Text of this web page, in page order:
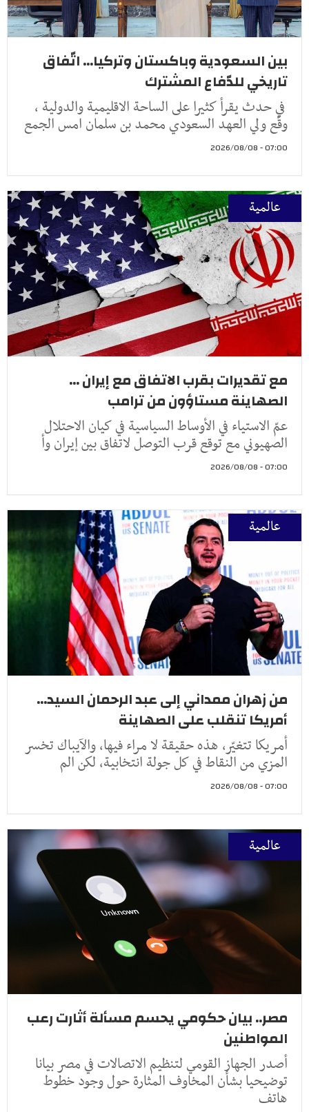
بين السعودية وباكستان وتركيا... اتّفاق
تاريخي للدّفاع المشترك
في حدث يقرأ كثيرا على الساحة الاقليمية والدولية ،
وقّع ولي العهد السعودي محمد بن سلمان امس الجمع
07:00 - 2026/08/08
عالمية
مع تقديرات بقرب الاتفاق مع إيران ...
الصهاينة مستاؤون من ترامب
عمّ الاستياء في الأوساط السياسية في كيان الاحتلال
الصهيوني مع توقع قرب التوصل لاتفاق بين إيران وأ
07:00 - 2026/08/08
عالمية
من زهران ممداني إلى عبد الرحمان السيد...
أمريكا تنقلب على الصهاينة
أمريكا تتغيّر، هذه حقيقة لا مراء فيها، والآيباك تخسر
المزي من النقاط في كل جولة انتخابية، لكن الم
07:00 - 2026/08/08
عالمية
مصر.. بيان حكومي يحسم مسألة أثارت رعب
المواطنين
أصدر الجهاز القومي لتنظيم الاتصالات في مصر بيانا
توضيحيا بشأن المخاوف المثارة حول وجود خطوط
هاتف